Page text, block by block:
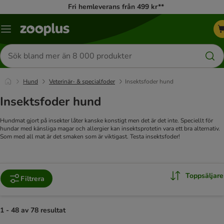
Fri hemleverans från 499 kr**
Katalogmeny
Sök
efter
produkter
Hund Veterinär- & specialfoder Insektsfoder hund
Insektsfoder hund
Hundmat gjort på insekter låter kanske konstigt men det är det inte. Speciellt för
hundar med känsliga magar och allergier kan insektsprotetin vara ett bra alternativ.
Som med all mat är det smaken som är viktigast. Testa insektsfoder!
Filtrera Toppsäljare
1 - 48 av 78 resultat